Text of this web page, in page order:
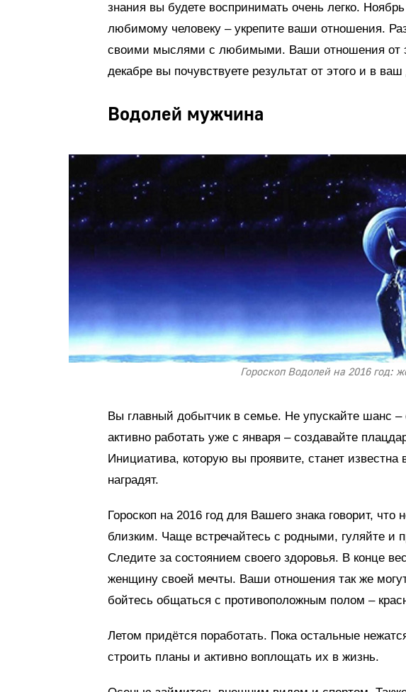
знания вы будете воспринимать очень легко.
любимому человеку – укрепите ваши отношения.
своими мыслями с любимыми. Ваши отношения от
декабре вы почувствуете результат от этого и в
Водолей мужчина
Гороскоп Водолей на 2016 год:
Вы главный добытчик в семье. Не упускайте шанс
активно работать уже с января – создавайте
Инициатива, которую вы проявите, станет
наградят.
Гороскоп на 2016 год для Вашего знака говорит,
близким. Чаще встречайтесь с родными, гуляйте и
Следите за состоянием своего здоровья. В конце
женщину своей мечты. Ваши отношения так же
бойтесь общаться с противоположным полом –
Летом придётся поработать. Пока остальные
строить планы и активно воплощать их в жизнь.